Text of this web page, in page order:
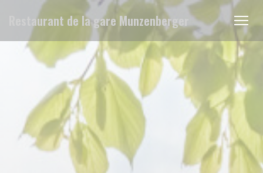
クッキー利用の管理について
Restaurant de la gare Munzenberger